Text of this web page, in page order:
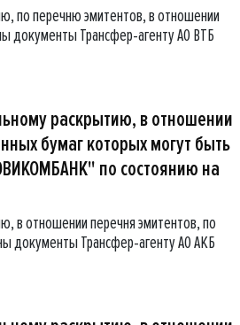
по перечню эмитентов, в отношении
документы Трансфер-агенту АО ВТБ
раскрытию, в отношении
бумаг которых могут быть
по состоянию на
в отношении перечня эмитентов, по
документы Трансфер-агенту АО АКБ